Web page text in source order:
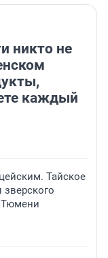
никто не
каждый
Тайское
Тюмени